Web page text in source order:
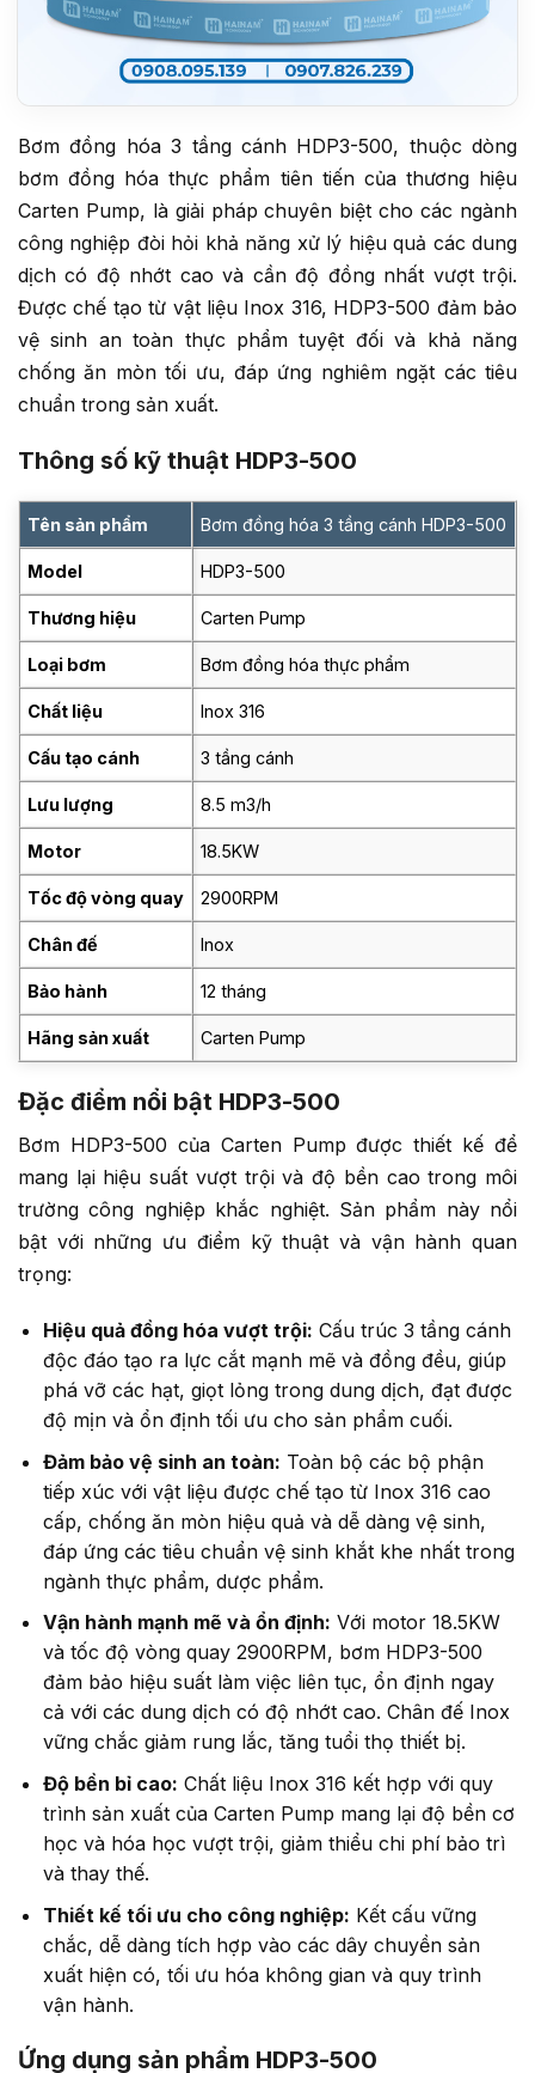
Bơm đồng hóa 3 tầng cánh HDP3-500, thuộc dòng
bơm đồng hóa thực phẩm tiên tiến của thương hiệu
Carten Pump, là giải pháp chuyên biệt cho các ngành
công nghiệp đòi hỏi khả năng xử lý hiệu quả các dung
dịch có độ nhớt cao và cần độ đồng nhất vượt trội.
Được chế tạo từ vật liệu Inox 316, HDP3-500 đảm bảo
vệ sinh an toàn thực phẩm tuyệt đối và khả năng
chống ăn mòn tối ưu, đáp ứng nghiêm ngặt các tiêu
chuẩn trong sản xuất.
Thông số kỹ thuật HDP3-500
Tên sản phẩm Bơm đồng hóa 3 tầng cánh HDP3-500
Model HDP3-500
Thương hiệu Carten Pump
Loại bơm Bơm đồng hóa thực phẩm
Chất liệu Inox 316
Cấu tạo cánh 3 tầng cánh
Lưu lượng 8.5 m3/h
Motor 18.5KW
Tốc độ vòng quay 2900RPM
Chân đế Inox
Bảo hành 12 tháng
Hãng sản xuất Carten Pump
Đặc điểm nổi bật HDP3-500
Bơm HDP3-500 của Carten Pump được thiết kế để
mang lại hiệu suất vượt trội và độ bền cao trong môi
trường công nghiệp khắc nghiệt. Sản phẩm này nổi
bật với những ưu điểm kỹ thuật và vận hành quan
trọng:
Hiệu quả đồng hóa vượt trội: Cấu trúc 3 tầng cánh
độc đáo tạo ra lực cắt mạnh mẽ và đồng đều, giúp
phá vỡ các hạt, giọt lỏng trong dung dịch, đạt được
độ mịn và ổn định tối ưu cho sản phẩm cuối.
Đảm bảo vệ sinh an toàn: Toàn bộ các bộ phận
tiếp xúc với vật liệu được chế tạo từ Inox 316 cao
cấp, chống ăn mòn hiệu quả và dễ dàng vệ sinh,
đáp ứng các tiêu chuẩn vệ sinh khắt khe nhất trong
ngành thực phẩm, dược phẩm.
Vận hành mạnh mẽ và ổn định: Với motor 18.5KW
và tốc độ vòng quay 2900RPM, bơm HDP3-500
đảm bảo hiệu suất làm việc liên tục, ổn định ngay
cả với các dung dịch có độ nhớt cao. Chân đế Inox
vững chắc giảm rung lắc, tăng tuổi thọ thiết bị.
Độ bền bỉ cao: Chất liệu Inox 316 kết hợp với quy
trình sản xuất của Carten Pump mang lại độ bền cơ
học và hóa học vượt trội, giảm thiểu chi phí bảo trì
và thay thế.
Thiết kế tối ưu cho công nghiệp: Kết cấu vững
chắc, dễ dàng tích hợp vào các dây chuyền sản
xuất hiện có, tối ưu hóa không gian và quy trình
vận hành.
Ứng dụng sản phẩm HDP3-500